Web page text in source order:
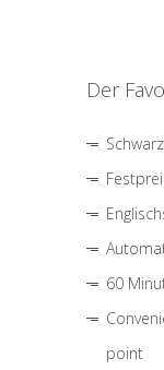
Der
60
point